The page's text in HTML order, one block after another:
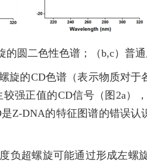
的圆二色性色谱；（b,c）普
旋的CD色谱（表示物质对
强正值的CD信号（图2a
Z-DNA的特征图谱的错误
负超螺旋可能通过形成左